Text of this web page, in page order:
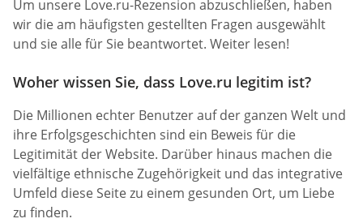
Um unsere Love.ru-Rezension abzuschließen, haben
wir die am häufigsten gestellten Fragen ausgewählt
und sie alle für Sie beantwortet. Weiter lesen!
Woher wissen Sie, dass Love.ru legitim ist?
Die Millionen echter Benutzer auf der ganzen Welt und
ihre Erfolgsgeschichten sind ein Beweis für die
Legitimität der Website. Darüber hinaus machen die
vielfältige ethnische Zugehörigkeit und das integrative
Umfeld diese Seite zu einem gesunden Ort, um Liebe
zu finden.